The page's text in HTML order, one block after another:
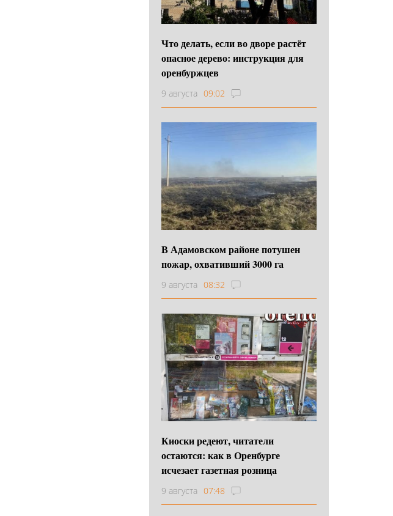
Что делать, если во дворе растёт
опасное дерево: инструкция для
оренбуржцев
9 августа 09:02
В Адамовском районе потушен
пожар, охвативший 3000 га
9 августа 08:32
Киоски редеют, читатели
остаются: как в Оренбурге
исчезает газетная розница
9 августа 07:48